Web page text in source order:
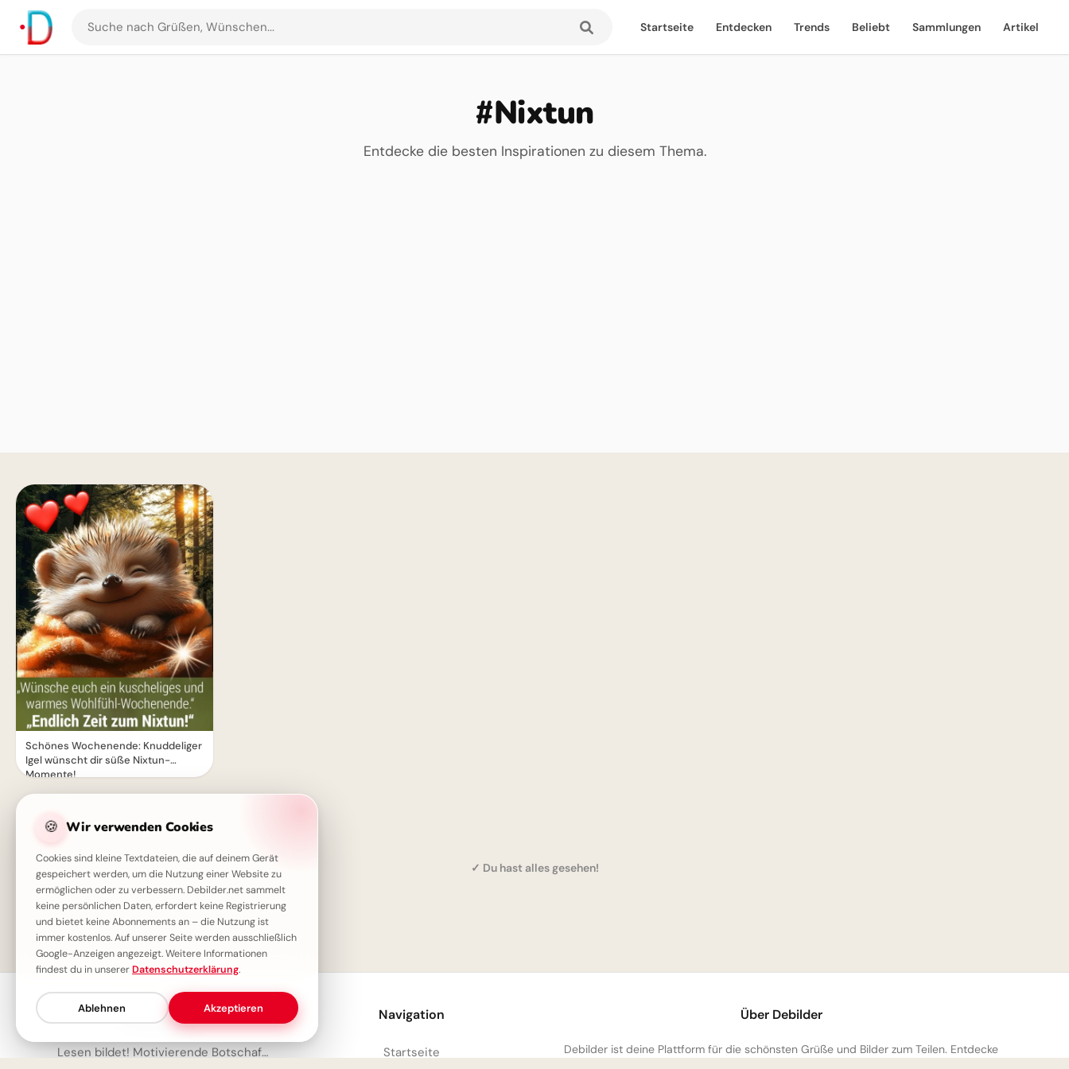
Suche
nach
Startseite Entdecken Trends Beliebt Sammlungen Artikel
#Nixtun
Entdecke die besten Inspirationen zu diesem Thema.
Schönes Wochenende: Knuddeliger
Igel wünscht dir süße Nixtun-
Momente!
✓ Du hast alles gesehen!
🍪 Wir verwenden Cookies
Cookies sind kleine Textdateien, die auf deinem Gerät
gespeichert werden, um die Nutzung einer Website zu
ermöglichen oder zu verbessern. Debilder.net sammelt
keine persönlichen Daten, erfordert keine Registrierung
und bietet keine Abonnements an – die Nutzung ist
immer kostenlos. Auf unserer Seite werden ausschließlich
Google-Anzeigen angezeigt. Weitere Informationen
findest du in unsererDatenschutzerklärung.
Ablehnen Akzeptieren
Neueste Bilder
Lesen bildet! Motivierende Botschaft zum Schulanfang für WhatsApp
Navigation
Startseite
Über Debilder
Debilder ist deine Plattform für die schönsten Grüße und Bilder zum Teilen. Entdecke